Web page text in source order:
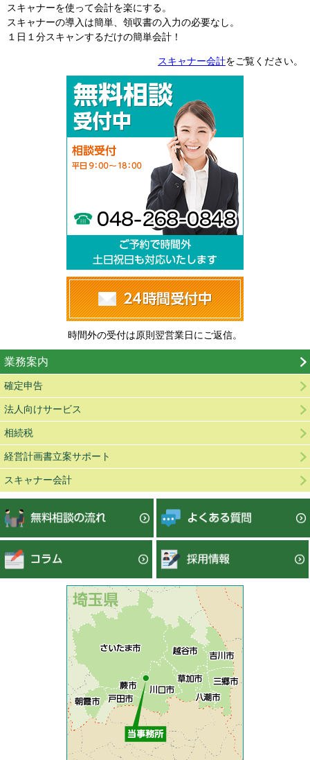
スキャナーを使って会計を楽にする。
スキャナーの導入は簡単、領収書の入力の必要なし。
１日１分スキャンするだけの簡単会計！
スキャナー会計をご覧ください。
時間外の受付は原則翌営業日にご返信。
業務案内
確定申告
法人向けサービス
相続税
経営計画書立案サポート
スキャナー会計